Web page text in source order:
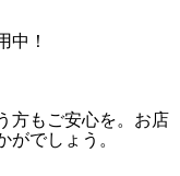
中！
方もご安心を。お店
がでしょう。